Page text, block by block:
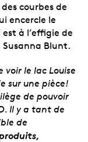
courbes de
encercle le
à l’effigie de
Susanna Blunt.
voir le lac Louise
sur une pièce!
de pouvoir
Il y a tant de
de